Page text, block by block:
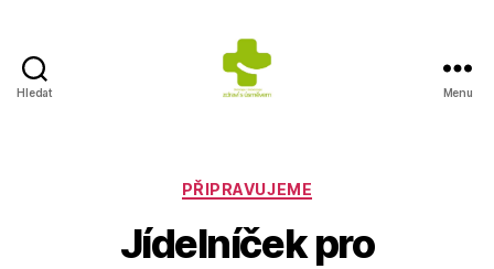
Hledat
místě
Menu
Rubriky
PŘIPRAVUJEME
Jídelníček pro